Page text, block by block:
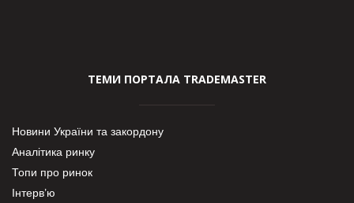
ТЕМИ ПОРТАЛА TRADEMASTER
Новини України та закордону
Аналітика ринку
Топи про ринок
Інтерв’ю